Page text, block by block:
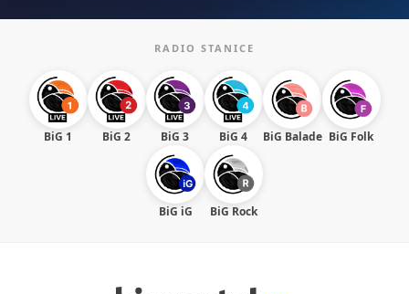
RADIO STANICE
BiG 1 BiG 2 BiG 3 BiG 4 BiG Balade BiG Folk
BiG iG BiG Rock